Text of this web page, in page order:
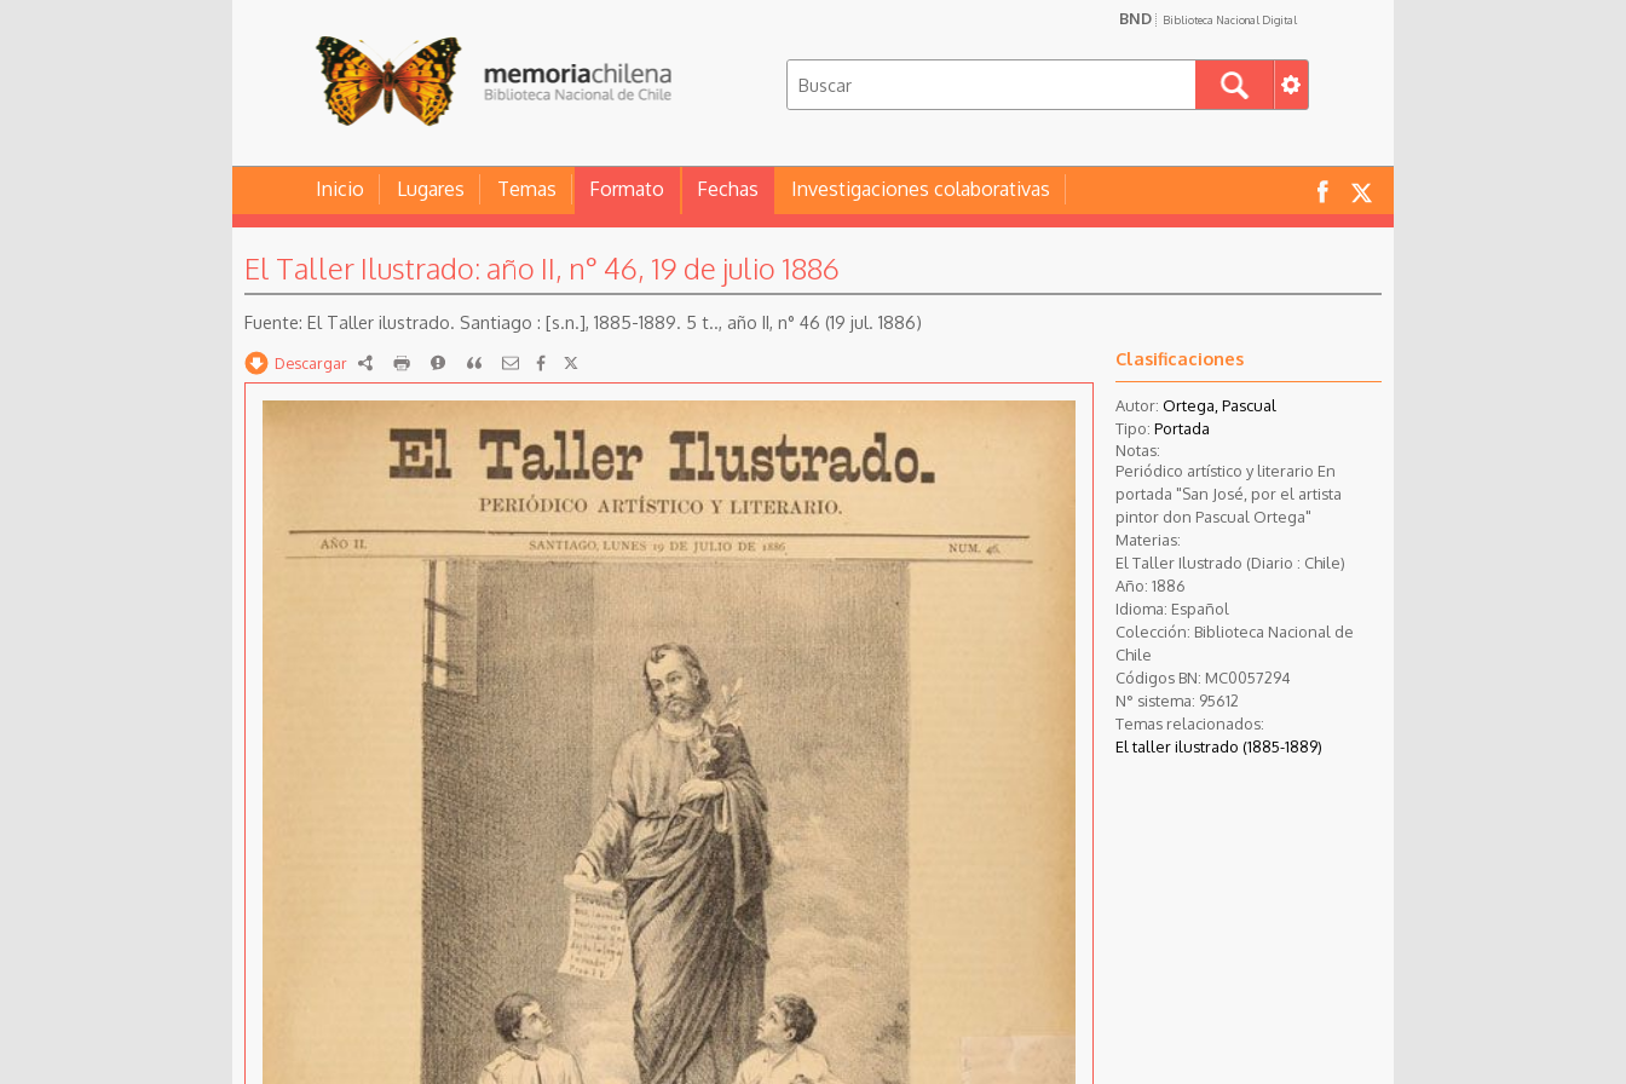
BND Biblioteca Nacional Digital
Inicio Lugares Temas Formato Fechas Investigaciones colaborativas
El Taller Ilustrado: año II, n° 46, 19 de julio 1886
El Taller ilustrado. Santiago : [s.n.], 1885-1889. 5 t.., año II, n° 46 (19 jul. 1886)
Descargar RDF imprimirReportarCitar Clasificaciones
Autor: Ortega, Pascual
Tipo: Portada
Notas:
Periódico artístico y literario En
portada "San José, por el artista
pintor don Pascual Ortega"
Materias:
El Taller Ilustrado (Diario : Chile)
Año: 1886
Idioma: Español
Colección: Biblioteca Nacional de
Chile
Códigos BN: MC0057294
N° sistema: 95612
Temas relacionados:
El taller ilustrado (1885-1889)